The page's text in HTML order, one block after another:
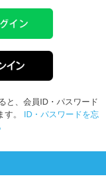
と、会員ID・パスワード
す。 ID・パスワードを忘